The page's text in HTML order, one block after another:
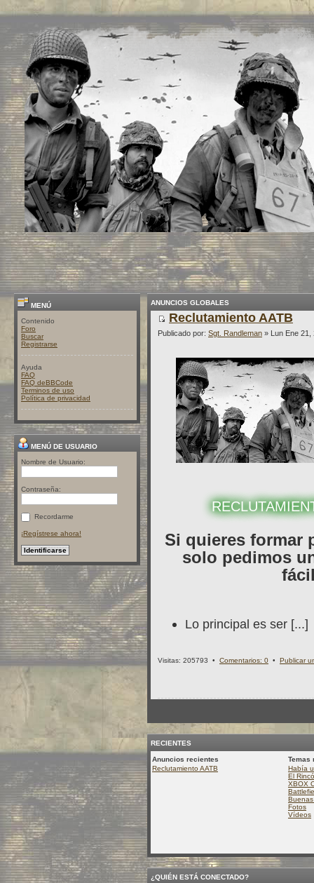
MENÚ
Contenido
Foro
Buscar
Registrarse
Ayuda
FAQ
FAQ deBBCode
Terminos de uso
Política de privacidad
MENÚ DE USUARIO
Nombre de Usuario:
Contraseña:
Recordarme
¡Regístrese ahora!
ANUNCIOS GLOBALES
Reclutamiento AATB
Publicado por: Sgt. Randleman » Lun Ene 21,
Si quieres formar
solo pedimos
Lo principal es ser [...]
Visitas: 205793 • Comentarios: 0 • Publicar
RECIENTES
Anuncios recientes
Temas
Reclutamiento AATB
Había
El
XBOX
Fotos
Vídeos
¿QUIÉN ESTÁ CONECTADO?